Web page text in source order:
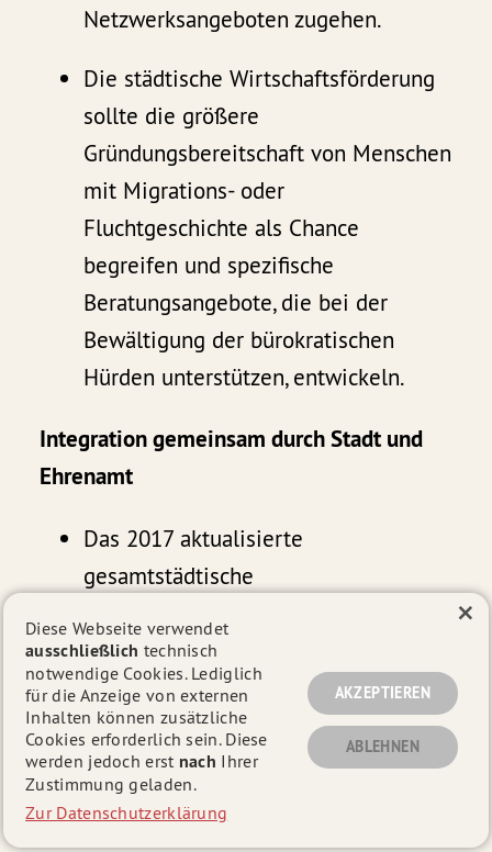
Netzwerksangeboten zugehen.
Die städtische Wirtschaftsförderung
sollte die größere
Gründungsbereitschaft von Menschen
mit Migrations- oder
Fluchtgeschichte als Chance
begreifen und spezifische
Beratungsangebote, die bei der
Bewältigung der bürokratischen
Hürden unterstützen, entwickeln.
Integration gemeinsam durch Stadt und
Ehrenamt
Das 2017 aktualisierte
gesamtstädtische
gemeinsamen Orientierungsrahmen
für Integrationsarbeit schafft und
Handlungsanweisungen formuliert,
wollen wir weiterhin gemeinsam mit
Haupt- und Ehrenamtlichen Schritt
Diese Webseite verwendet
ausschließlich technisch
notwendige Cookies. Lediglich
für die Anzeige von externen
Inhalten können zusätzliche
Cookies erforderlich sein. Diese
werden jedoch erst nach Ihrer
Zustimmung geladen.
Zur Datenschutzerklärung
AKZEPTIEREN
ABLEHNEN
×